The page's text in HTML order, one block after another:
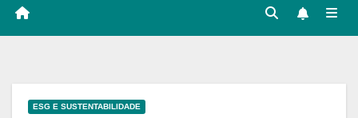
ESG E SUSTENTABILIDADE